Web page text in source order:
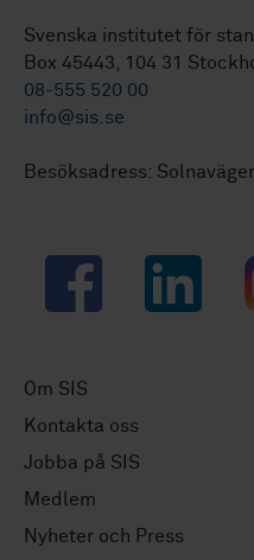
Svenska institutet för
Box 45443, 104 31
08-555 520 00
info@sis.se
Besöksadress:
Facebook LinkedIn
Om SIS
Kontakta oss
Jobba på SIS
Medlem
Nyheter och Press